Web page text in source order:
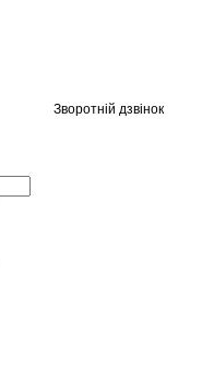
Зворотній дзвінок